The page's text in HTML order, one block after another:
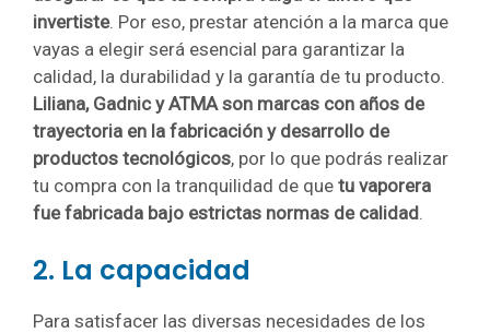
invertiste. Por eso, prestar atención a la marca que
vayas a elegir será esencial para garantizar la
calidad, la durabilidad y la garantía de tu producto.
Liliana, Gadnic y ATMA son marcas con años de
trayectoria en la fabricación y desarrollo de
productos tecnológicos, por lo que podrás realizar
tu compra con la tranquilidad de que tu vaporera
fue fabricada bajo estrictas normas de calidad.
2. La capacidad
Para satisfacer las diversas necesidades de los